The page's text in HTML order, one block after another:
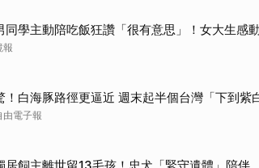
同學主動陪吃飯狂讚「很有意思」！女大生感
報
！白海豚路徑更逼近 週末起半個台灣「下到紫
由電子報